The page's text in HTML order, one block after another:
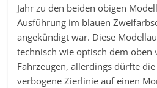
Jahr zu den beiden obigen
Ausführung im blauen
angekündigt war. Diese
technisch wie optisch dem oben
Fahrzeugen, allerdings dürfte
verbogene Zierlinie auf einen